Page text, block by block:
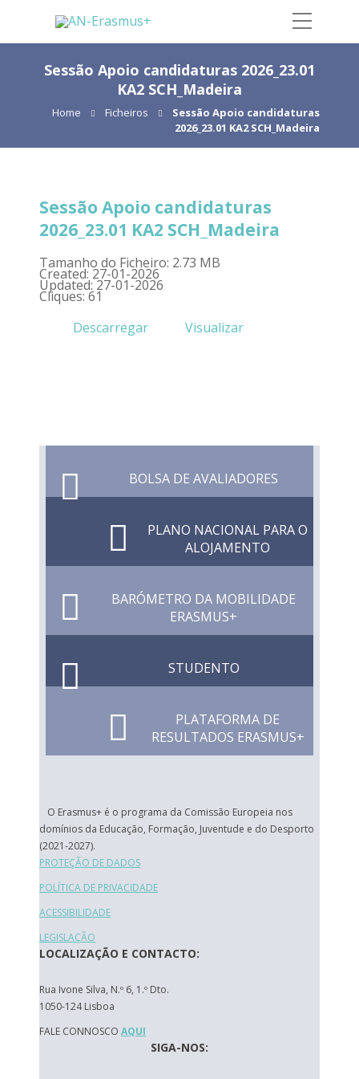
Sessão Apoio candidaturas 2026_23.01
KA2 SCH_Madeira
Home Ficheiros
Sessão Apoio candidaturas
2026_23.01 KA2 SCH_Madeira
Sessão Apoio candidaturas
2026_23.01 KA2 SCH_Madeira
Tamanho do Ficheiro: 2.73 MB
Created: 27-01-2026
Updated: 27-01-2026
Cliques: 61
Descarregar
Visualizar
BOLSA DE AVALIADORES
PLANO NACIONAL PARA O
ALOJAMENTO
BARÓMETRO DA MOBILIDADE
ERASMUS+
STUDENTO
PLATAFORMA DE
RESULTADOS ERASMUS+
O Erasmus+ é o programa da Comissão Europeia nos
domínios da Educação, Formação, Juventude e do Desporto
(2021-2027).
PROTEÇÃO DE DADOS
POLÍTICA DE PRIVACIDADE
ACESSIBILIDADE
LEGISLAÇÃO
LOCALIZAÇÃO E CONTACTO:
Rua Ivone Silva, N.º 6, 1.º Dto.
1050-124 Lisboa
FALE CONNOSCO AQUI
SIGA-NOS: